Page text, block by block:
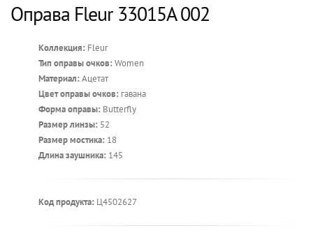
Оправа Fleur 33015A 002
Коллекция: Fleur
Тип оправы очков: Women
Материал: Ацетат
Цвет оправы очков: гавана
Форма оправы: Butterfly
Размер линзы: 52
Размер мостика: 18
Длина заушника: 145
Код продукта: Ц4502627